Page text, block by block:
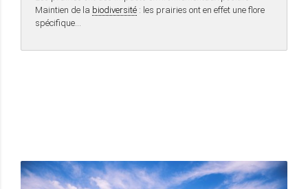
Maintien de la biodiversité : les prairies ont en effet une flore
spécifique…